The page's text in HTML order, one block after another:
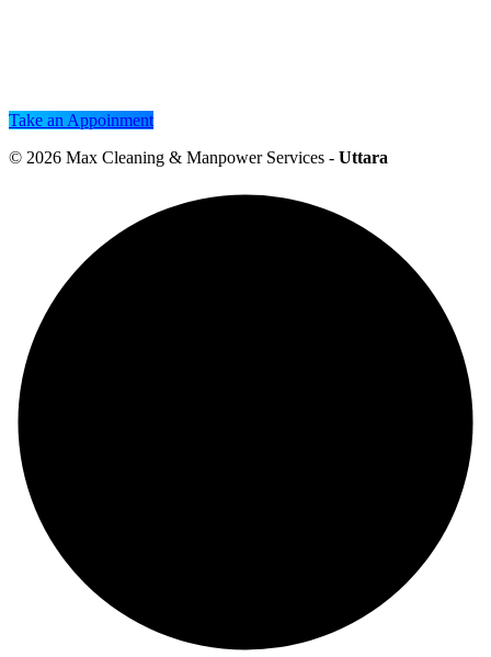
Take an Appoinment
© 2026 Max Cleaning & Manpower Services - Uttara